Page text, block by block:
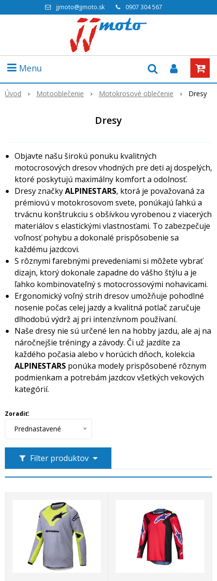
jjmoto@jjmoto.sk 0907 304 567
Menu
Úvod Motooblečenie Motokrosové oblečenie Dresy
Dresy
Objavte našu širokú ponuku kvalitných
motocrosových dresov vhodných pre deti aj dospelých,
ktoré poskytujú maximálny komfort a odolnosť.
Dresy značkyALPINESTARS, ktorá je považovaná za
prémiovú v motokrosovom svete, ponúkajú ľahkú a
trvácnu konštrukciu s obšívkou vyrobenou z viacerých
materiálov s elastickými vlastnosťami. To zabezpečuje
voľnosť pohybu a dokonalé prispôsobenie sa
každému jazdcovi.
S rôznymi farebnými prevedeniami si môžete vybrať
dizajn, ktorý dokonale zapadne do vášho štýlu a je
ľahko kombinovateľný s motocrossovými nohavicami.
Ergonomický voľný strih dresov umožňuje pohodlné
nosenie počas celej jazdy a kvalitná potlač zaručuje
dlhodobú výdrž aj pri intenzívnom používaní.
Naše dresy nie sú určené len na hobby jazdu, ale aj na
náročnejšie tréningy a závody. Či už jazdíte za
každého počasia alebo v horúcich dňoch, kolekcia
ALPINESTARS ponúka modely prispôsobené rôznym
podmienkam a potrebám jazdcov všetkých vekových
kategórií.
Filter produktov
Zoradiť:
Prednastavené